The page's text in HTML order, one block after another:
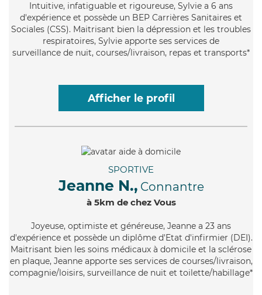
Intuitive, infatiguable et rigoureuse, Sylvie a 6 ans
d'expérience et possède un BEP Carrières Sanitaires et
Sociales (CSS). Maitrisant bien la dépression et les troubles
respiratoires, Sylvie apporte ses services de
surveillance de nuit, courses/livraison, repas et transports*
Afficher le profil
SPORTIVE
Jeanne N., Connantre
à 5km de chez Vous
Joyeuse, optimiste et généreuse, Jeanne a 23 ans
d'expérience et possède un diplôme d'Etat d'infirmier (DEI).
Maitrisant bien les soins médicaux à domicile et la sclérose
en plaque, Jeanne apporte ses services de courses/livraison,
compagnie/loisirs, surveillance de nuit et toilette/habillage*